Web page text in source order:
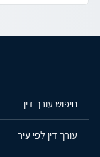
חיפוש עורך דין
עורך דין לפי עיר